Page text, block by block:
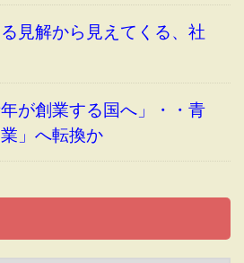
見解から見えてくる、社
が創業する国へ」・・青
」へ転換か